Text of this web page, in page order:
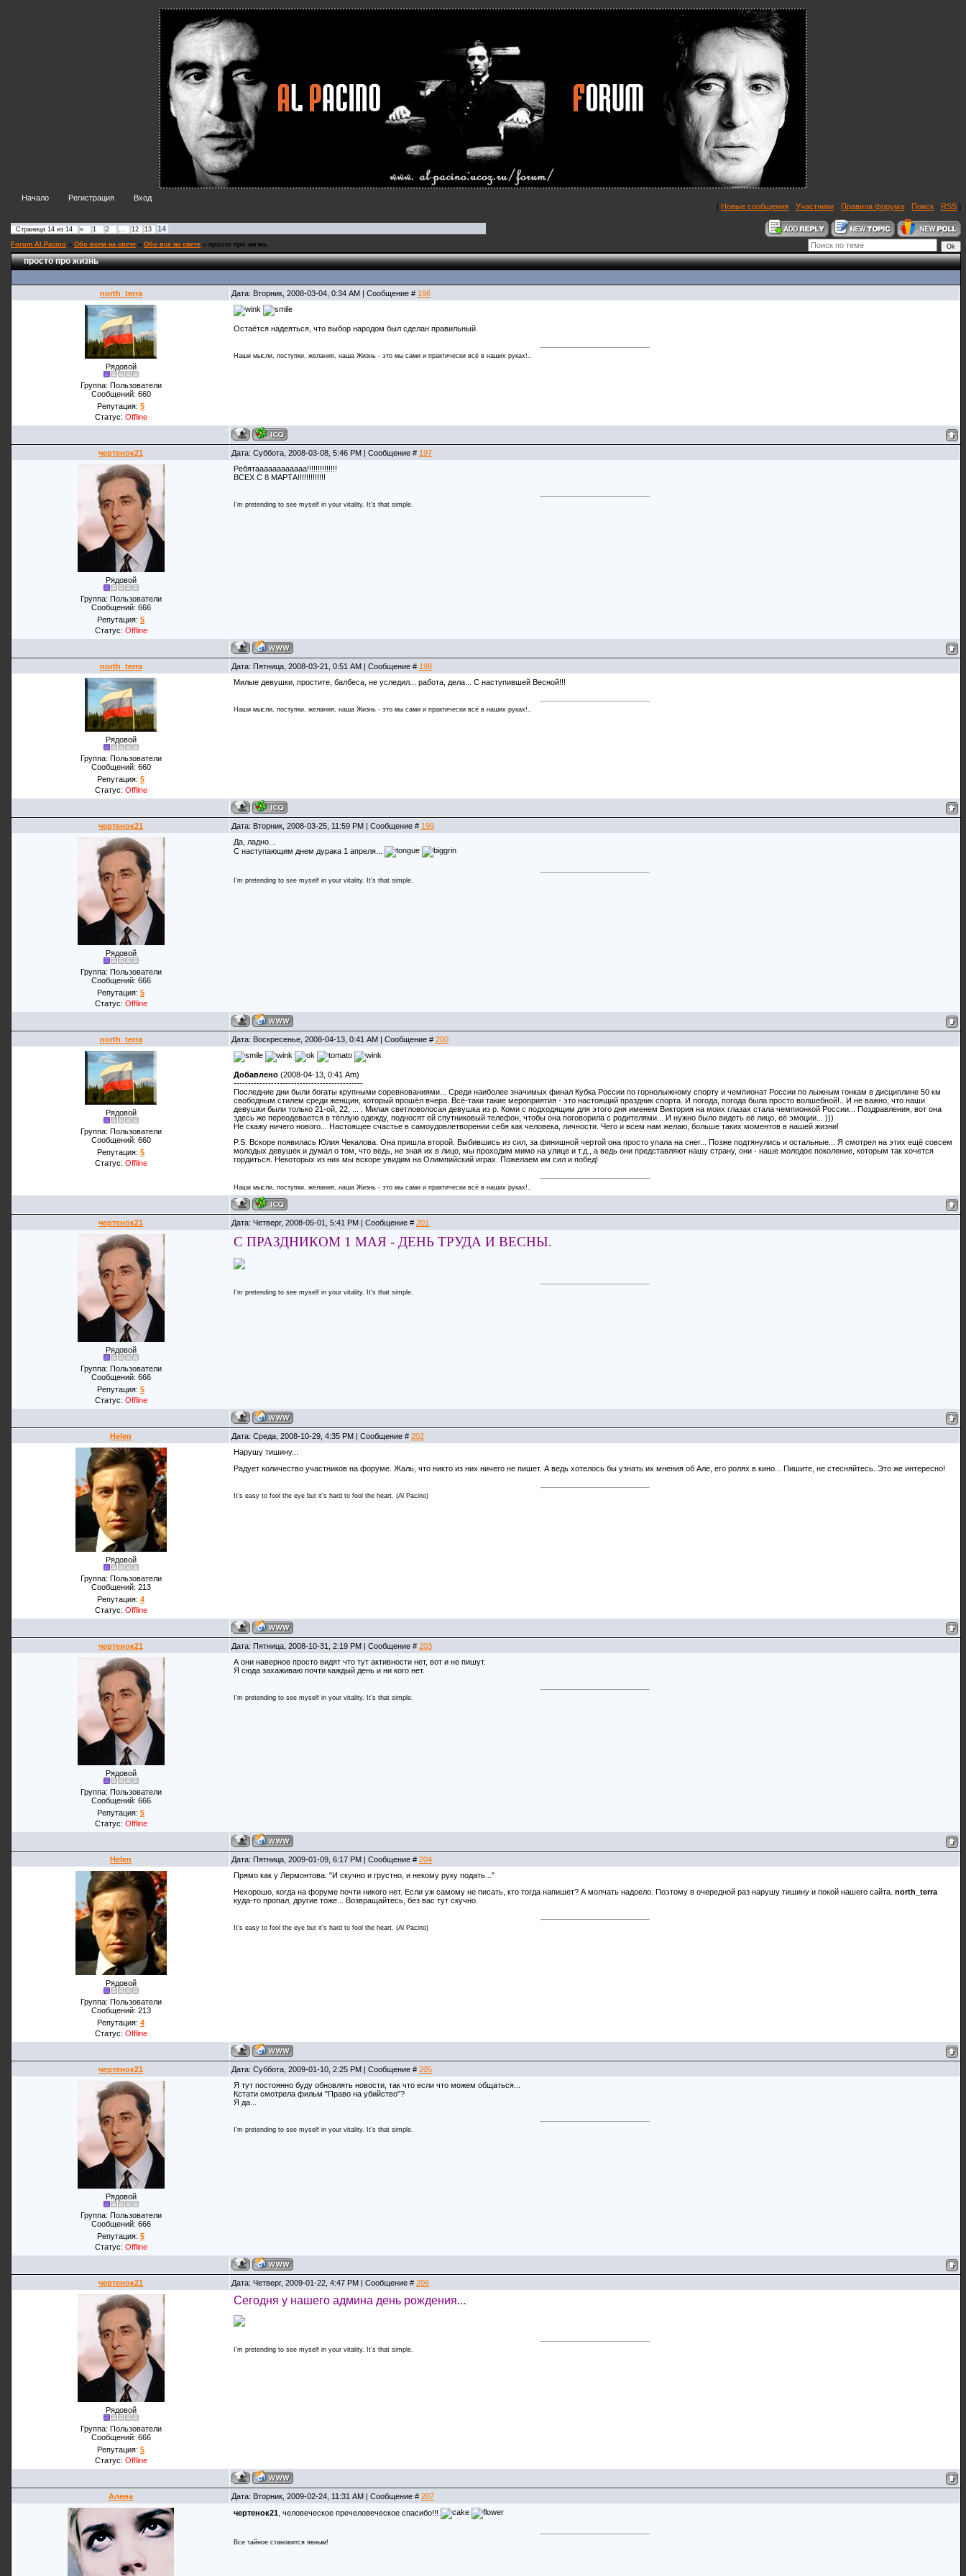
Начало Регистрация
Вход
[ Новые сообщения · Участники · Правила форума · Поиск · RSS ]
Страница 14 из 14 « 1 2 … 12 13 14
Forum Al Pacino » Обо всем на свете » Обо все на свете » просто про жизнь
просто про жизнь
north_terra Дата: Вторник, 2008-03-04, 0:34 AM | Сообщение # 196
Рядовой
Группа: Пользователи
Сообщений: 660
Репутация: 5
Статус: Offline
Остаётся надеяться, что выбор народом был сделан правильный.
Наши мысли, поступки, желания, наша Жизнь - это мы сами и практически всё в наших руках!..
чертенок21 Дата: Суббота, 2008-03-08, 5:46 PM | Сообщение # 197
Рядовой
Группа: Пользователи
Сообщений: 666
Репутация: 5
Статус: Offline
Ребятаааааааааааа!!!!!!!!!!!!!!
ВСЕХ С 8 МАРТА!!!!!!!!!!!!!
I'm pretending to see myself in your vitality. It's that simple.
north_terra Дата: Пятница, 2008-03-21, 0:51 AM | Сообщение # 198
Рядовой
Группа: Пользователи
Сообщений: 660
Репутация: 5
Статус: Offline
Милые девушки, простите, балбеса, не уследил... работа, дела... С наступившей Весной!!!
Наши мысли, поступки, желания, наша Жизнь - это мы сами и практически всё в наших руках!..
чертенок21 Дата: Вторник, 2008-03-25, 11:59 PM | Сообщение # 199
Рядовой
Группа: Пользователи
Сообщений: 666
Репутация: 5
Статус: Offline
Да, ладно...
С наступающим днем дурака 1 апреля...
I'm pretending to see myself in your vitality. It's that simple.
north_terra Дата: Воскресенье, 2008-04-13, 0:41 AM | Сообщение # 200
Рядовой
Группа: Пользователи
Сообщений: 660
Репутация: 5
Статус: Offline
Добавлено (2008-04-13, 0:41 Am)
---------------------------------------------
Последние дни были богаты крупными соревнованиями... Среди наиболее значимых финал Кубка России по горнолыжному спорту и чемпионат России по лыжным гонкам в дисциплине 50 км
свободным стилем среди женщин, который прошёл вчера. Всё-таки такие мероприятия - это настоящий праздник спорта. И погода, погода была просто волшебной!.. И не важно, что наши
девушки были только 21-ой, 22, ... . Милая светловолосая девушка из р. Коми с подходящим для этого дня именем Виктория на моих глазах стала чемпионкой России... Поздравления, вот она
здесь же переодевается в тёплую одежду, подносят ей спутниковый телефон, чтобы она поговорила с родителями... И нужно было видеть её лицо, её эмоции... )))
Не скажу ничего нового... Настоящее счастье в самоудовлетворении себя как человека, личности. Чего и всем нам желаю, больше таких моментов в нашей жизни!
P.S. Вскоре появилась Юлия Чекалова. Она пришла второй. Выбившись из сил, за финишной чертой она просто упала на снег... Позже подтянулись и остальные... Я смотрел на этих ещё совсем
молодых девушек и думал о том, что ведь, не зная их в лицо, мы проходим мимо на улице и т.д., а ведь они представляют нашу страну, они - наше молодое поколение, которым так хочется
гордиться. Некоторых из них мы вскоре увидим на Олимпийский играх. Пожелаем им сил и побед!
Наши мысли, поступки, желания, наша Жизнь - это мы сами и практически всё в наших руках!..
чертенок21 Дата: Четверг, 2008-05-01, 5:41 PM | Сообщение # 201
Рядовой
Группа: Пользователи
Сообщений: 666
Репутация: 5
Статус: Offline
С ПРАЗДНИКОМ 1 МАЯ - ДЕНЬ ТРУДА И ВЕСНЫ.
I'm pretending to see myself in your vitality. It's that simple.
Helen Дата: Среда, 2008-10-29, 4:35 PM | Сообщение # 202
Рядовой
Группа: Пользователи
Сообщений: 213
Репутация: 4
Статус: Offline
Нарушу тишину...
Радует количество участников на форуме. Жаль, что никто из них ничего не пишет. А ведь хотелось бы узнать их мнения об Але, его ролях в кино... Пишите, не стесняйтесь. Это же интересно!
It's easy to fool the eye but it's hard to fool the heart. (Al Pacino)
чертенок21 Дата: Пятница, 2008-10-31, 2:19 PM | Сообщение # 203
Рядовой
Группа: Пользователи
Сообщений: 666
Репутация: 5
Статус: Offline
А они наверное просто видят что тут активности нет, вот и не пишут.
Я сюда захаживаю почти каждый день и ни кого нет.
I'm pretending to see myself in your vitality. It's that simple.
Helen Дата: Пятница, 2009-01-09, 6:17 PM | Сообщение # 204
Рядовой
Группа: Пользователи
Сообщений: 213
Репутация: 4
Статус: Offline
Прямо как у Лермонтова: "И скучно и грустно, и некому руку подать..."
Нехорошо, когда на форуме почти никого нет. Если уж самому не писать, кто тогда напишет? А молчать надоело. Поэтому в очередной раз нарушу тишину и покой нашего сайта. north_terra
куда-то пропал, другие тоже... Возвращайтесь, без вас тут скучно.
It's easy to fool the eye but it's hard to fool the heart. (Al Pacino)
чертенок21 Дата: Суббота, 2009-01-10, 2:25 PM | Сообщение # 205
Рядовой
Группа: Пользователи
Сообщений: 666
Репутация: 5
Статус: Offline
Я тут постоянно буду обновлять новости, так что если что можем общаться...
Кстати смотрела фильм "Право на убийство"?
Я да...
I'm pretending to see myself in your vitality. It's that simple.
чертенок21 Дата: Четверг, 2009-01-22, 4:47 PM | Сообщение # 206
Рядовой
Группа: Пользователи
Сообщений: 666
Репутация: 5
Статус: Offline
Сегодня у нашего админа день рождения...
I'm pretending to see myself in your vitality. It's that simple.
Алена Дата: Вторник, 2009-02-24, 11:31 AM | Сообщение # 207
чертенок21 , человеческое пречеловеческое спасибо!!!
Все тайное становится явным!